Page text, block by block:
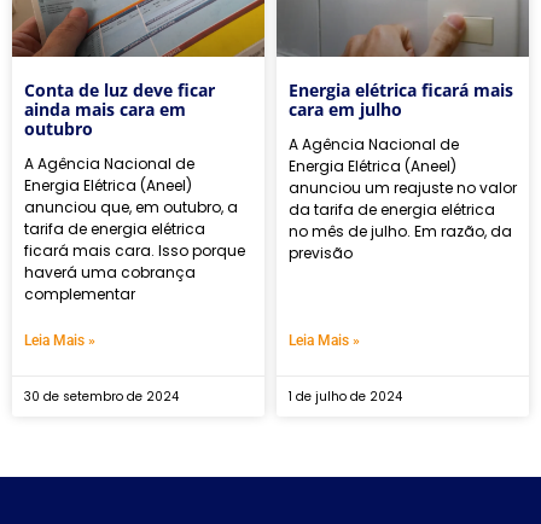
Conta de luz deve ficar
ainda mais cara em
outubro
A Agência Nacional de
Energia Elétrica (Aneel)
anunciou que, em outubro, a
tarifa de energia elétrica
ficará mais cara. Isso porque
haverá uma cobrança
complementar
Leia Mais »
30 de setembro de 2024
Energia elétrica ficará mais
cara em julho
A Agência Nacional de
Energia Elétrica (Aneel)
anunciou um reajuste no valor
da tarifa de energia elétrica
no mês de julho. Em razão, da
previsão
Leia Mais »
1 de julho de 2024